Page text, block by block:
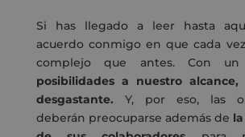
Si has llegado a leer hasta
acuerdo conmigo en que cada
complejo que antes. Con un
posibilidades a nuestro
desgastante. Y, por eso, las
deberán preocuparse además de